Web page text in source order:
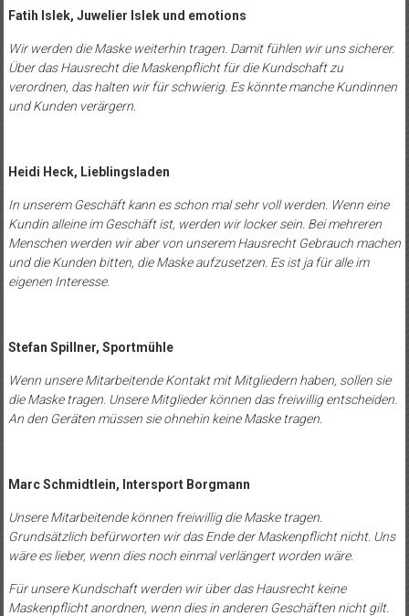
Fatih Islek, Juwelier Islek und emotions
Wir werden die Maske weiterhin tragen. Damit fühlen wir uns sicherer.
Über das Hausrecht die Maskenpflicht für die Kundschaft zu
verordnen, das halten wir für schwierig. Es könnte manche Kundinnen
und Kunden verärgern.
Heidi Heck, Lieblingsladen
In unserem Geschäft kann es schon mal sehr voll werden. Wenn eine
Kundin alleine im Geschäft ist, werden wir locker sein. Bei mehreren
Menschen werden wir aber von unserem Hausrecht Gebrauch machen
und die Kunden bitten, die Maske aufzusetzen. Es ist ja für alle im
eigenen Interesse.
Stefan Spillner, Sportmühle
Wenn unsere Mitarbeitende Kontakt mit Mitgliedern haben, sollen sie
die Maske tragen. Unsere Mitglieder können das freiwillig entscheiden.
An den Geräten müssen sie ohnehin keine Maske tragen.
Marc Schmidtlein, Intersport Borgmann
Unsere Mitarbeitende können freiwillig die Maske tragen.
Grundsätzlich befürworten wir das Ende der Maskenpflicht nicht. Uns
wäre es lieber, wenn dies noch einmal verlängert worden wäre.
Für unsere Kundschaft werden wir über das Hausrecht keine
Maskenpflicht anordnen, wenn dies in anderen Geschäften nicht gilt.